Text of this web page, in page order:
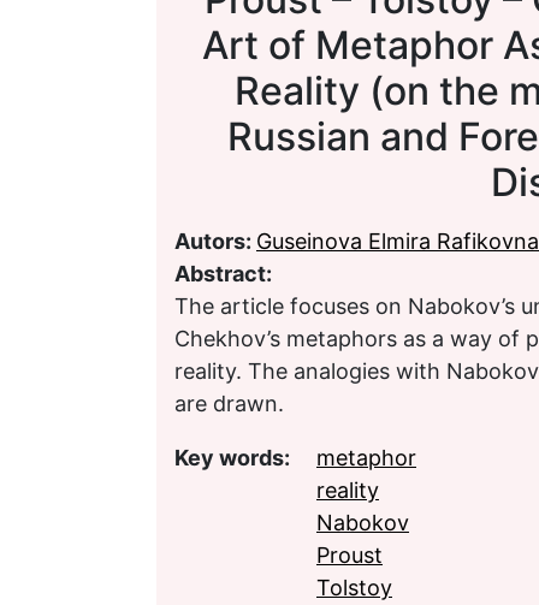
Art of Metaphor
Reality (on the
Russian and
Autors: Guseinova Elmira Rafikovna
Abstract:
The article focuses on Nabokov’s
Chekhov’s metaphors as a way
reality. The analogies with
are drawn.
Key words:
metaphor
reality
Nabokov
Proust
Tolstoy